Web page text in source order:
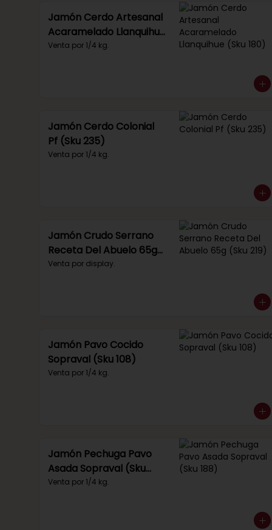
Jamón Cerdo Artesanal
Acaramelado Llanquihue
(Sku 180)
Venta por 1/4 kg.
Jamón Cerdo Colonial
Pf (Sku 235)
Venta por 1/4 kg.
Jamón Crudo Serrano
Receta Del Abuelo 65g
(Sku 219)
Venta por display.
Jamón Pavo Cocido
Sopraval (Sku 108)
Venta por 1/4 kg.
Jamón Pechuga Pavo
Asada Sopraval (Sku
188)
Venta por 1/4 kg.